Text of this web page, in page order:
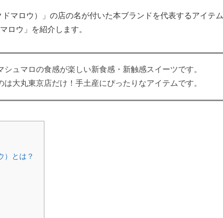
マロウ）」の店の名が付いた本ブランドを代表するアイテム
ロウ」を紹介します。
シュマロの食感が楽しい新食感・新触感スイーツです。
は大丸東京店だけ！手土産にぴったりなアイテムです。
）とは？